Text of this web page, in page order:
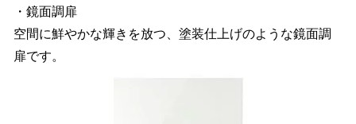
・鏡面調扉
空間に鮮やかな輝きを放つ、塗装仕上げのような鏡面調
扉です。